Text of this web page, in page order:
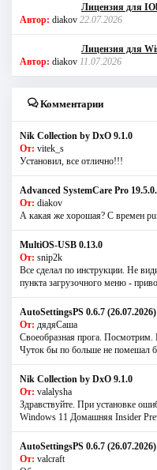
Лицензия для
Автор: diakov 22.07.2026
Лицензия для
Автор: diakov 11.07.2026
Комментарии
Nik Collection by DxO 9.1.0
От: vitek_s
Установил, все отлично!!!
Advanced SystemCare Pro
От: diakov
А какая же хорошая? С времен
MultiOS-USB 0.13.0
От: snip2k
Все сделал по инструкции. Не
пункта загрузочного меню -
AutoSettingsPS 0.6.7 (26.07.2026)
От: дядяСаша
Своеобразная прога. Посмотрим.
Чуток бы по больше не помешал
Nik Collection by DxO 9.1.0
От: valalysha
Здравствуйте. При установке
Windows 11 Домашняя Insider
AutoSettingsPS 0.6.7 (26.07.2026)
От: valcraft